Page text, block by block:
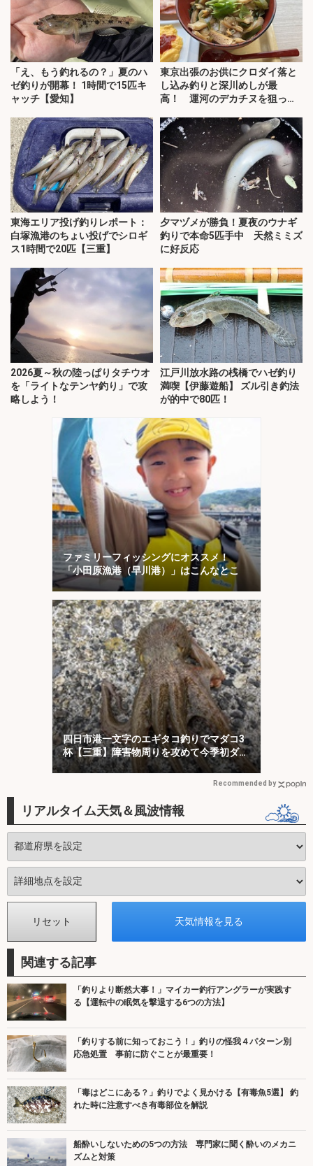
「え、もう釣れるの？」夏のハ
ゼ釣りが開幕！ 1時間で15匹キ
ャッチ【愛知】
東京出張のお供にクロダイ落と
し込み釣りと深川めしが最
高！ 運河のデカチヌを狙って
東海エリア投げ釣りレポート：
白塚漁港のちょい投げでシロギ
ス1時間で20匹【三重】
夕マヅメが勝負！夏夜のウナギ
釣りで本命5匹手中 天然ミミズ
に好反応
2026夏～秋の陸っぱりタチウオ
を「ライトなテンヤ釣り」で攻
略しよう！
江戸川放水路の桟橋でハゼ釣り
満喫【伊藤遊船】 ズル引き釣法
が的中で80匹！
ファミリーフィッシングにオススメ！
「小田原漁港（早川港）」はこんなとこ
四日市港一文字のエギタコ釣りでマダコ3
杯【三重】障害物周りを攻めて今季初ダコ
をキャッチ！
Recommended by
リアルタイム天気＆風波情報
関連する記事
「釣りより断然大事！」マイカー釣行アングラーが実践す
る【運転中の眠気を撃退する6つの方法】
「釣りする前に知っておこう！」釣りの怪我４パターン別
応急処置 事前に防ぐことが最重要！
「毒はどこにある？」釣りでよく見かける【有毒魚5選】 釣
れた時に注意すべき有毒部位を解説
船酔いしないための5つの方法 専門家に聞く酔いのメカニ
ズムと対策